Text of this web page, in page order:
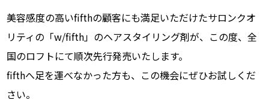
美容感度の高いfifthの顧客にも満足いただけたサロンクオ
リティの「w/fifth」のヘアスタイリング剤が、この度、全
国のロフトにて順次先行発売いたします。
fifthへ足を運べなかった方も、この機会にぜひお試しくだ
さい。